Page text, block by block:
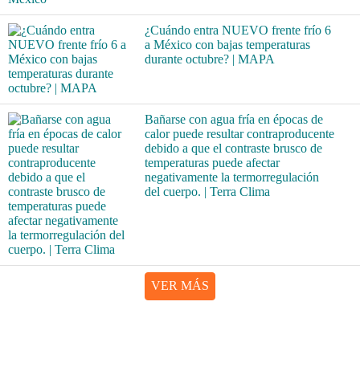
¿Cuándo entra NUEVO frente frío 6
a México con bajas temperaturas
durante octubre? | MAPA
Bañarse con agua fría en épocas de
calor puede resultar contraproducente
debido a que el contraste brusco de
temperaturas puede afectar
negativamente la termorregulación
del cuerpo. | Terra Clima
VER MÁS